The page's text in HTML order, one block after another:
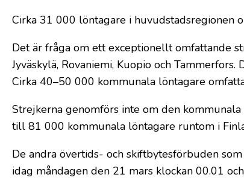
Cirka 31 000 löntagare i huvudstadsregionen
Det är fråga om ett exceptionellt omfattande
Jyväskylä, Rovaniemi, Kuopio och
Cirka 40–50 000 kommunala löntagare
Strejkerna genomförs inte om den
till 81 000 kommunala löntagare runtom i
De andra övertids- och skiftbytesförbuden
idag måndagen den 21 mars klockan 00.01